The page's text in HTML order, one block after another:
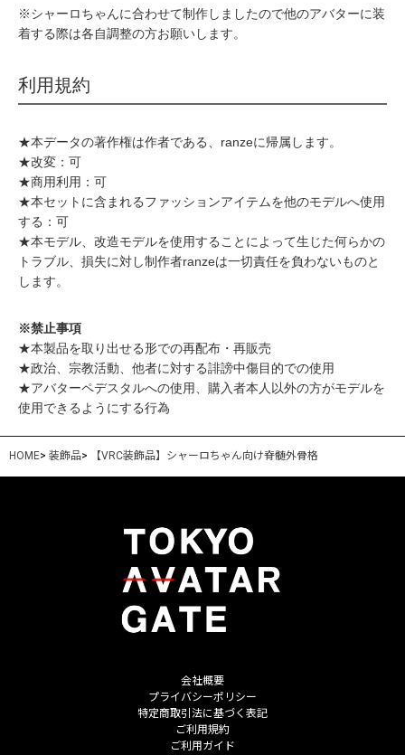
※シャーロちゃんに合わせて制作しましたので他のアバターに装
着する際は各自調整の方お願いします。
利用規約
★本データの著作権は作者である、ranzeに帰属します。
★改変：可
★商用利用：可
★本セットに含まれるファッションアイテムを他のモデルへ使用
する：可
★本モデル、改造モデルを使用することによって生じた何らかの
トラブル、損失に対し制作者ranzeは一切責任を負わないものと
します。
※禁止事項
★本製品を取り出せる形での再配布・再販売
★政治、宗教活動、他者に対する誹謗中傷目的での使用
★アバターペデスタルへの使用、購入者本人以外の方がモデルを
使用できるようにする行為
HOME> 装飾品> 【VRC装飾品】シャーロちゃん向け脊髄外骨格
会社概要
プライバシーポリシー
特定商取引法に基づく表記
ご利用規約
ご利用ガイド